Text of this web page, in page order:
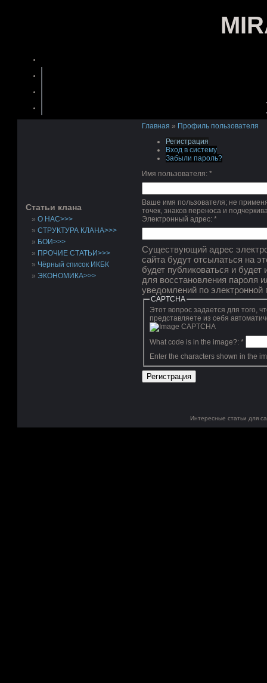
Статьи клана
О НАС>>>
СТРУКТУРА КЛАНА>>>
БОИ>>>
ПРОЧИЕ СТАТЬИ>>>
Чёрный список ИКБК
ЭКОНОМИКА>>>
Главная » Профиль пользователя
Регистрация
Вход в систему
Забыли пароль?
Имя пользователя:*
Ваше имя пользователя; не
точек, знаков переноса и
Электронный адрес:*
Существующий адрес
сайта будут отсылаться на
будет публиковаться и
для восстановления пароля
уведомлений по электронной
CAPTCHA
Этот вопрос задается для того, чтобы
представляете из себя
What code is in the image?:*
Enter the characters shown in the
Интересные статьи для